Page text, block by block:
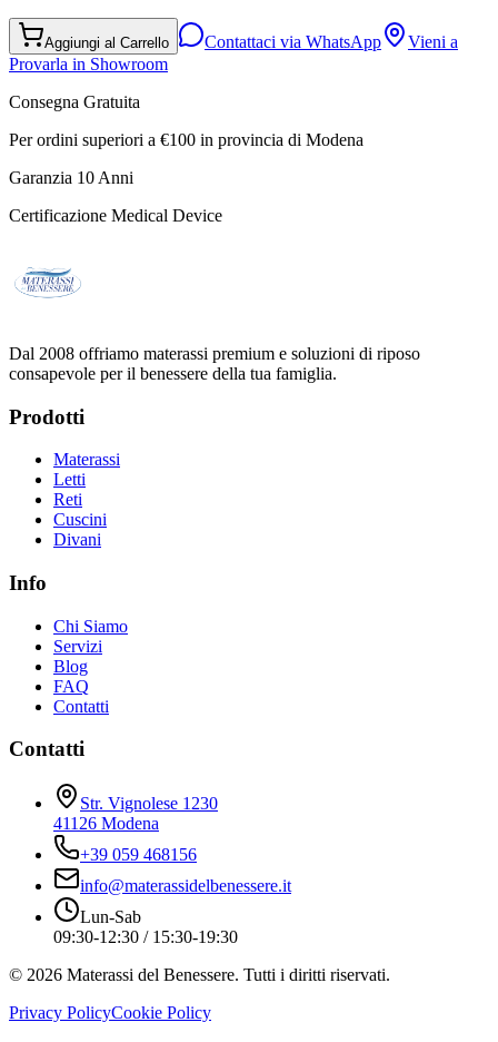
Aggiungi al Carrello Contattaci via WhatsApp
Vieni a
Provarla in Showroom
Consegna Gratuita
Per ordini superiori a €100 in provincia di Modena
Garanzia 10 Anni
Certificazione Medical Device
Dal 2008 offriamo materassi premium e soluzioni di riposo
consapevole per il benessere della tua famiglia.
Prodotti
Materassi
Letti
Reti
Cuscini
Divani
Info
Chi Siamo
Servizi
Blog
FAQ
Contatti
Contatti
Str. Vignolese 1230
41126 Modena
+39 059 468156
info@materassidelbenessere.it
Lun-Sab
09:30-12:30 / 15:30-19:30
© 2026 Materassi del Benessere. Tutti i diritti riservati.
Privacy PolicyCookie Policy